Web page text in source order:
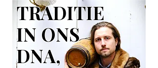
TRADITIE
IN ONS
DNA,